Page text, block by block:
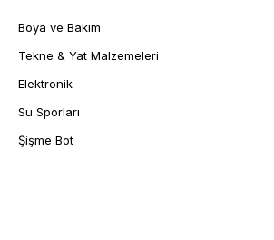
Boya ve Bakım
Tekne & Yat Malzemeleri
Elektronik
Su Sporları
Şişme Bot